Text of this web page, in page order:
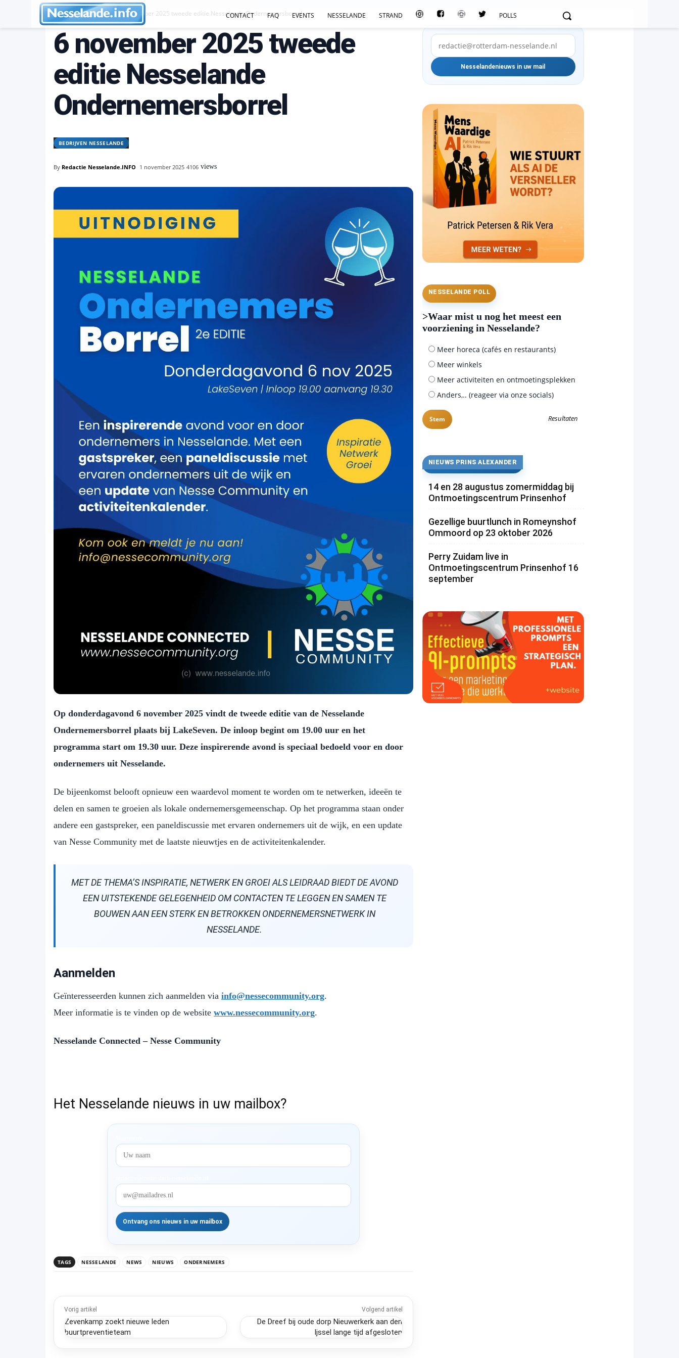
CONTACT FAQ EVENTS NESSELANDE STRAND POLLS
Bedrijven Nesselande 6 november 2025 tweede editie Nesselande Ondernemersborrel
6 november 2025 tweede
editie Nesselande
Ondernemersborrel
BEDRIJVEN NESSELANDE
By Redactie Nesselande.INFO 1 november 2025 4106 views
Op donderdagavond 6 november 2025 vindt de tweede editie van de Nesselande
Ondernemersborrel plaats bij LakeSeven. De inloop begint om 19.00 uur en het
programma start om 19.30 uur. Deze inspirerende avond is speciaal bedoeld voor en door
ondernemers uit Nesselande.
De bijeenkomst belooft opnieuw een waardevol moment te worden om te netwerken, ideeën te
delen en samen te groeien als lokale ondernemersgemeenschap. Op het programma staan onder
andere een gastspreker, een paneldiscussie met ervaren ondernemers uit de wijk, en een update
van Nesse Community met de laatste nieuwtjes en de activiteitenkalender.
MET DE THEMA’S INSPIRATIE, NETWERK EN GROEI ALS LEIDRAAD BIEDT DE AVOND
EEN UITSTEKENDE GELEGENHEID OM CONTACTEN TE LEGGEN EN SAMEN TE
BOUWEN AAN EEN STERK EN BETROKKEN ONDERNEMERSNETWERK IN
NESSELANDE.
Aanmelden
Geïnteresseerden kunnen zich aanmelden via info@nessecommunity.org.
Meer informatie is te vinden op de website www.nessecommunity.org.
Nesselande Connected – Nesse Community
Het Nesselande nieuws in uw mailbox?
TAGS NESSELANDE NEWS NIEUWS ONDERNEMERS
Vorig artikel
Zevenkamp zoekt nieuwe leden
buurtpreventieteam
Volgend artikel
De Dreef bij oude dorp Nieuwerkerk aan den
Ijssel lange tijd afgesloten
NESSELANDE POLL
>Waar mist u nog het meest een
voorziening in Nesselande?
Meer horeca (cafés en restaurants)
Meer winkels
Meer activiteiten en ontmoetingsplekken
Anders,.. (reageer via onze socials)
Resultaten
NIEUWS PRINS ALEXANDER
14 en 28 augustus zomermiddag bij
Ontmoetingscentrum Prinsenhof
Gezellige buurtlunch in Romeynshof
Ommoord op 23 oktober 2026
Perry Zuidam live in
Ontmoetingscentrum Prinsenhof 16
september